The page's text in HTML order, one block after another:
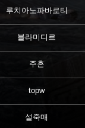
루치아노파바로티
블라미디르
주흔
topw
설죽매